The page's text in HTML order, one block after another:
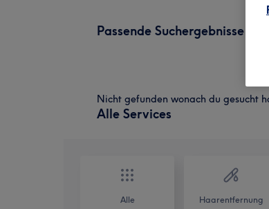
Passende Suchergebnisse
Nicht gefunden wonach du gesucht
Alle Services
Alle Haarentfernung